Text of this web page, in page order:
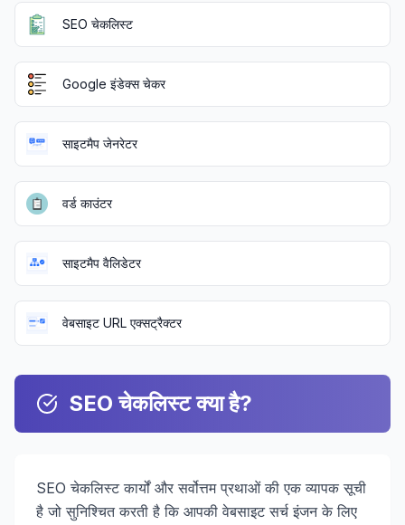
SEO चेकलिस्ट
Google इंडेक्स चेकर
साइटमैप जेनरेटर
वर्ड काउंटर
साइटमैप वैलिडेटर
वेबसाइट URL एक्सट्रैक्टर
SEO चेकलिस्ट क्या है?
SEO चेकलिस्ट कार्यों और सर्वोत्तम प्रथाओं की एक व्यापक सूची
है जो सुनिश्चित करती है कि आपकी वेबसाइट सर्च इंजन के लिए